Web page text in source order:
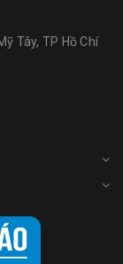
Tây, TP Hồ Chí